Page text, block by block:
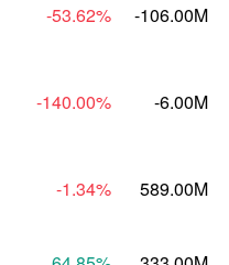
-53.62% -106.00M
-140.00% -6.00M
-1.34% 589.00M